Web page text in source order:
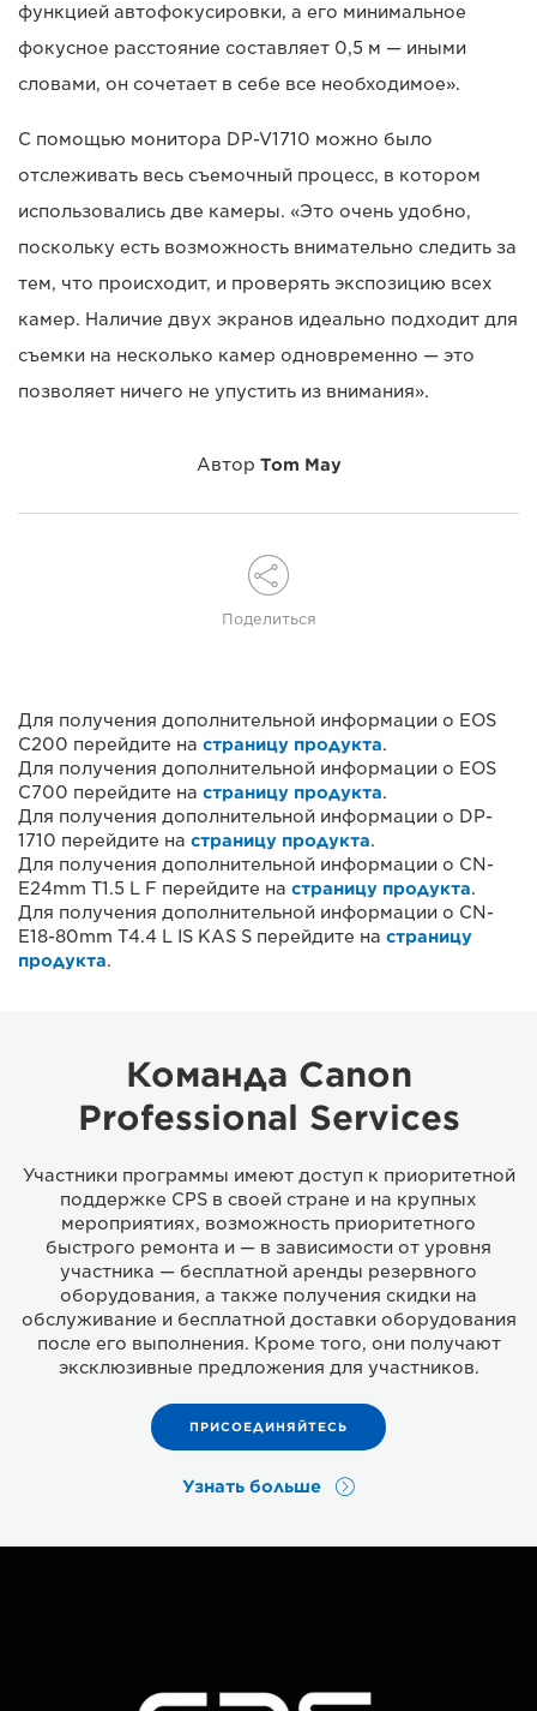
функцией автофокусировки, а его минимальное
фокусное расстояние составляет 0,5 м — иными
словами, он сочетает в себе все необходимое».
С помощью монитора DP-V1710 можно было
отслеживать весь съемочный процесс, в котором
использовались две камеры. «Это очень удобно,
поскольку есть возможность внимательно следить за
тем, что происходит, и проверять экспозицию всех
камер. Наличие двух экранов идеально подходит для
съемки на несколько камер одновременно — это
позволяет ничего не упустить из внимания».
Автор Tom May
Поделиться
Для получения дополнительной информации о EOS
C200 перейдите на страницу продукта.
Для получения дополнительной информации о EOS
C700 перейдите на страницу продукта.
Для получения дополнительной информации о DP-
1710 перейдите на страницу продукта.
Для получения дополнительной информации о CN-
E24mm T1.5 L F перейдите на страницу продукта.
Для получения дополнительной информации о CN-
E18-80mm T4.4 L IS KAS S перейдите на страницу
продукта.
Команда Canon
Professional Services
Участники программы имеют доступ к приоритетной
поддержке CPS в своей стране и на крупных
мероприятиях, возможность приоритетного
быстрого ремонта и — в зависимости от уровня
участника — бесплатной аренды резервного
оборудования, а также получения скидки на
обслуживание и бесплатной доставки оборудования
после его выполнения. Кроме того, они получают
эксклюзивные предложения для участников.
ПРИСОЕДИНЯЙТЕСЬ
Узнать больше